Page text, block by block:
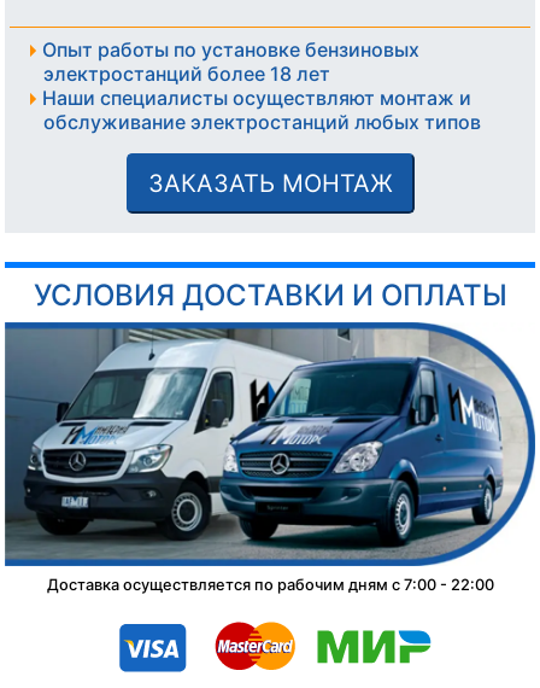
Опыт работы по установке бензиновых
электростанций более 18 лет
Наши специалисты осуществляют монтаж и
обслуживание электростанций любых типов
ЗАКАЗАТЬ МОНТАЖ
УСЛОВИЯ ДОСТАВКИ И ОПЛАТЫ
Доставка осуществляется по рабочим дням с 7:00 - 22:00